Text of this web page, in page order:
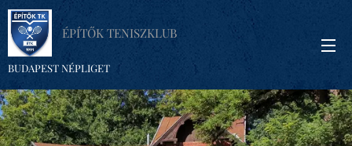
ÉPÍTŐK TENISZKLUB
BUDAPEST NÉPLIGET